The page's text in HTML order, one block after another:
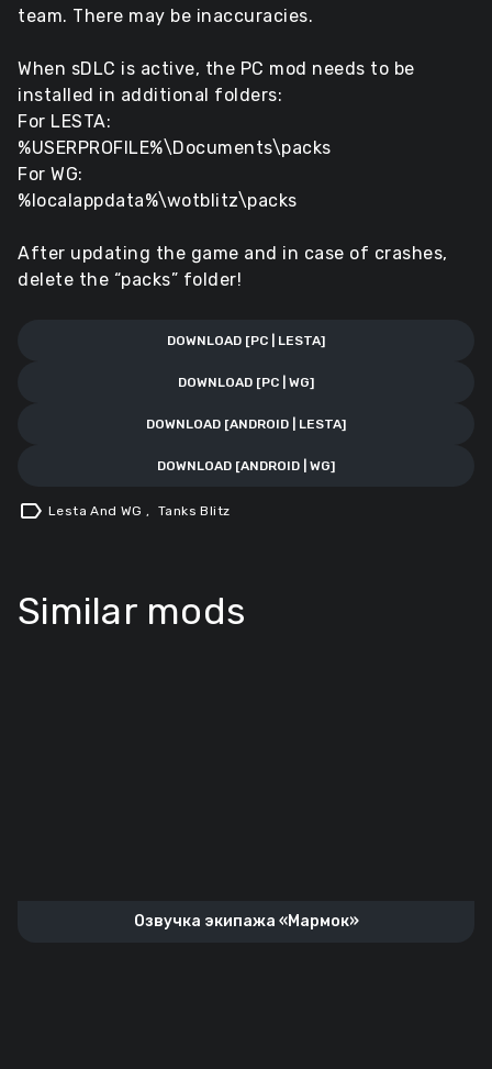
team. There may be inaccuracies.
When sDLC is active, the PC mod needs to be
installed in additional folders:
For LESTA:
%USERPROFILE%\Documents\packs
For WG:
%localappdata%\wotblitz\packs
After updating the game and in case of crashes,
delete the “packs” folder!
DOWNLOAD [PC | LESTA]
DOWNLOAD [PC | WG]
DOWNLOAD [ANDROID | LESTA]
DOWNLOAD [ANDROID | WG]
label Lesta And WG, Tanks Blitz
Similar mods
Озвучка экипажа «Мармок»